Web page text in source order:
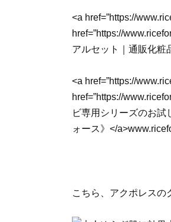
<a href=”https://
href=”https://
アルセット｜通販化粧
<a href=”https://
href=”https://
ビ専用シリーズのお
ォース》</
こちら、アクポレスの